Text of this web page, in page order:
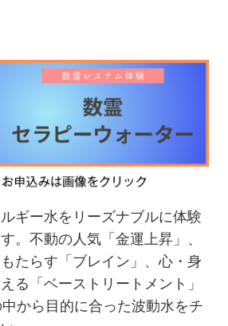
ギー水をリーズナブルに体験
。不動の人気「金運上昇」、
たらす「ブレイン」、心・身
る「ベーストリートメント」
から目的に合った波動水をチ